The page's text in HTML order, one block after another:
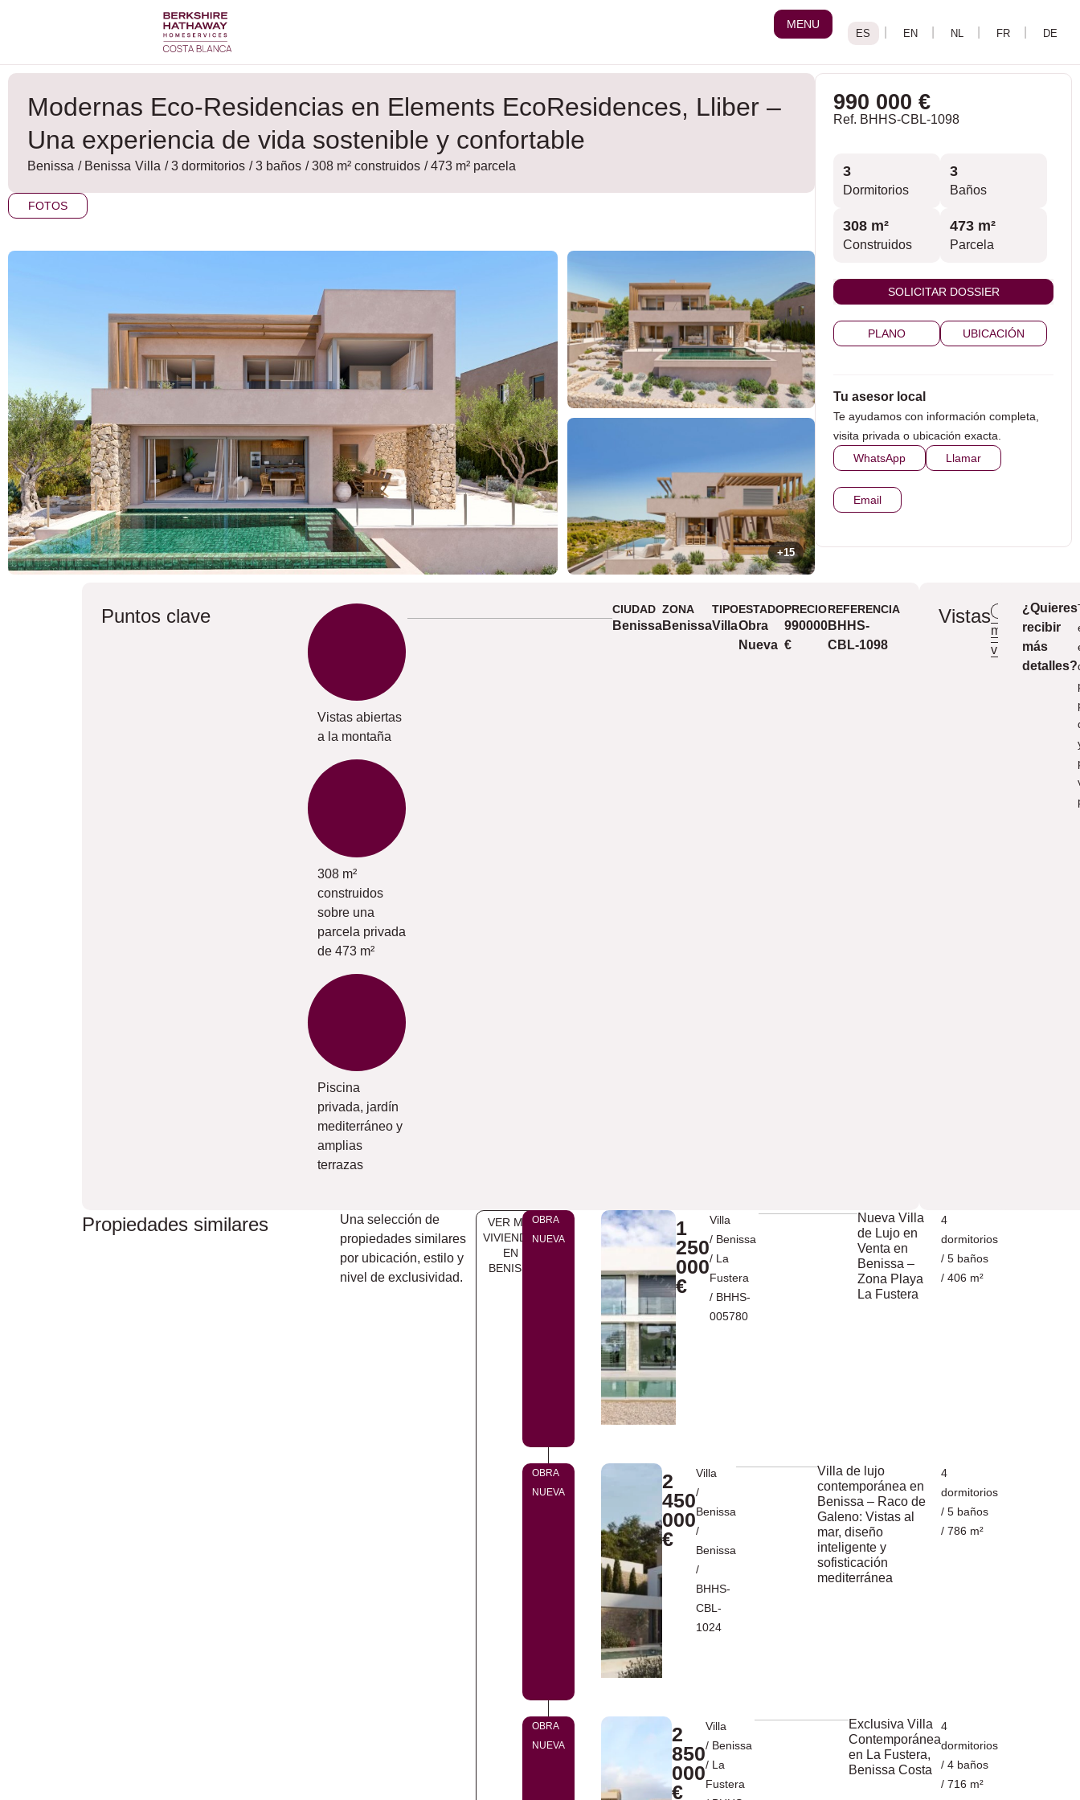
MENU
Modernas Eco-Residencias en Elements EcoResidences, Lliber –
Una experiencia de vida sostenible y confortable
Benissa / Benissa Villa / 3 dormitorios / 3 baños / 308 m² construidos / 473 m² parcela
FOTOS
+15
990 000 €
Ref. BHHS-CBL-1098
3
Dormitorios
3
Baños
308 m²
Construidos
473 m²
Parcela
SOLICITAR DOSSIER
PLANO UBICACIÓN
Tu asesor local
Te ayudamos con información completa,
visita privada o ubicación exacta.
WhatsApp
Llamar
Email
Puntos clave
Vistas abiertas
a la montaña
308 m²
construidos
sobre una
parcela privada
de 473 m²
Piscina
privada, jardín
mediterráneo y
amplias
terrazas
CIUDAD
Benissa
ZONA
Benissa
TIPO
Villa
ESTADO
Obra
Nueva
PRECIO
990000
€
REFERENCIA
BHHS-
CBL-1098
Vistas
Vista a la
montaña
vista
¿Quieres
recibir
más
detalles?
Propiedades similares
Una selección de
propiedades similares
por ubicación, estilo y
nivel de exclusividad.
VER MÁS
VIVIENDAS
EN ​
BENISSA
OBRA
NUEVA
1
250
000
€
Villa
/ Benissa
/ La
Fustera
/ BHHS-
005780
Nueva Villa
de Lujo en
Venta en
Benissa –
Zona Playa
La Fustera
4
dormitorios
/ 5 baños
/ 406 m²
OBRA
NUEVA
2
450
000
€
Villa
/
Benissa
/
Benissa
/
BHHS-
CBL-
1024
Villa de lujo
contemporánea en
Benissa – Raco de
Galeno: Vistas al
mar, diseño
inteligente y
sofisticación
mediterránea
4
dormitorios
/ 5 baños
/ 786 m²
OBRA
NUEVA
2
850
000
€
Villa
/ Benissa
/ La
Fustera
Exclusiva Villa
Contemporánea
en La Fustera,
Benissa Costa
4
dormitorios
/ 4 baños
/ 716 m²